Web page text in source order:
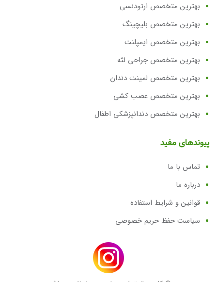
بهترین متخصص ارتودنسی
بهترین متخصص بلیچینگ
بهترین متخصص ایمپلنت
بهترین متخصص جراحی لثه
بهترین متخصص لمینت دندان
بهترین متخصص عصب کشی
بهترین متخصص دندانپزشکی اطفال
پیوندهای مفید
تماس با ما
درباره ما
قوانین و شرایط استفاده
سیاست حفظ حریم خصوصی